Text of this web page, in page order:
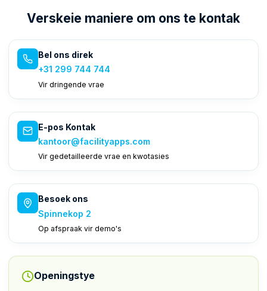
Kontak FacilityApps vir vrae of 'n demo oor
Verskeie maniere om ons te kontak
Bel ons direk
+31 299 744 744
Vir dringende vrae
E-pos Kontak
kantoor@facilityapps.com
Vir gedetailleerde vrae en kwotasies
Besoek ons
Spinnekop 2
Op afspraak vir demo's
Openingstye